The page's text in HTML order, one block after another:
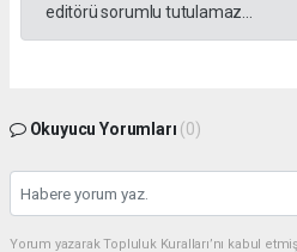
editörü sorumlu tutulamaz...
Okuyucu Yorumları (0)
Yorum yazarak Topluluk Kuralları’nı kabul